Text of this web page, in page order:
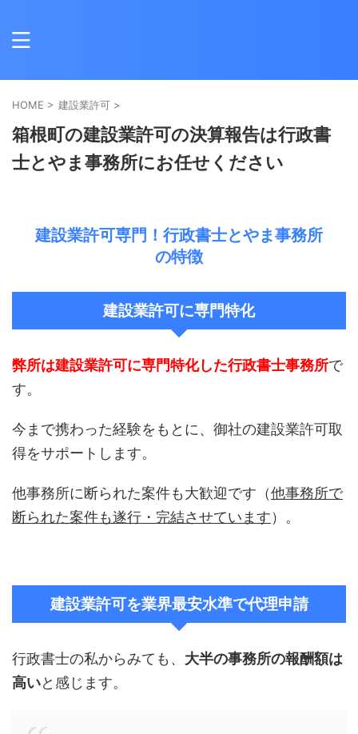
HOME > 建設業許可 >
箱根町の建設業許可の決算報告は行政書
士とやま事務所にお任せください
建設業許可専門！行政書士とやま事務所
の特徴
建設業許可に専門特化
弊所は建設業許可に専門特化した行政書士事務所で
す。
今まで携わった経験をもとに、御社の建設業許可取
得をサポートします。
他事務所に断られた案件も大歓迎です（他事務所で
断られた案件も遂行・完結させています）。
建設業許可を業界最安水準で代理申請
行政書士の私からみても、 大半の事務所の報酬額は
高いと感じます。